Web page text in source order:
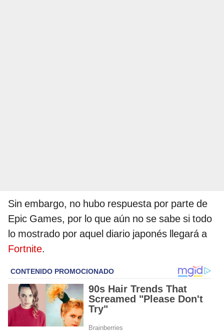
Sin embargo, no hubo respuesta por parte de
Epic Games, por lo que aún no se sabe si todo
lo mostrado por aquel diario japonés llegará a
Fortnite.